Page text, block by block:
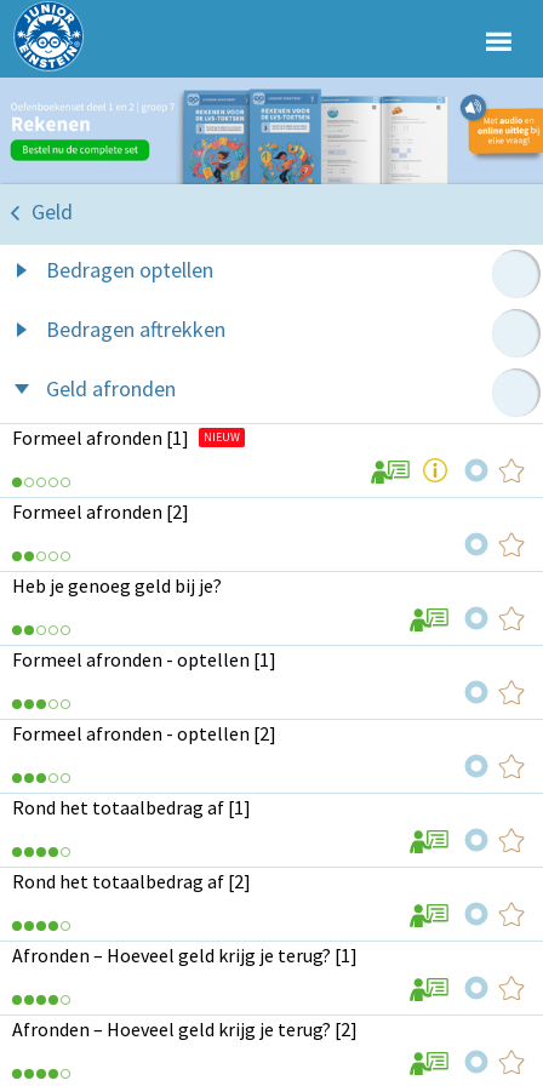
Geld
Bedragen optellen
Bedragen aftrekken
Geld afronden
Formeel afronden [1] NIEUW
Formeel afronden [2]
Heb je genoeg geld bij je?
Formeel afronden - optellen [1]
Formeel afronden - optellen [2]
Rond het totaalbedrag af [1]
Rond het totaalbedrag af [2]
Afronden – Hoeveel geld krijg je terug? [1]
Afronden – Hoeveel geld krijg je terug? [2]